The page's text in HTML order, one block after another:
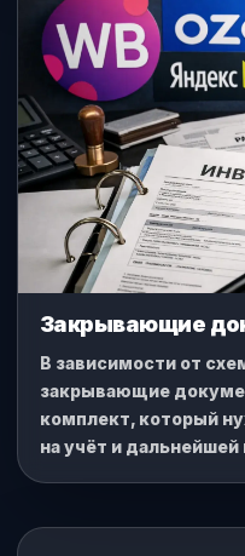
Закрывающие
В зависимости от
закрывающие
комплект, который
на учёт и